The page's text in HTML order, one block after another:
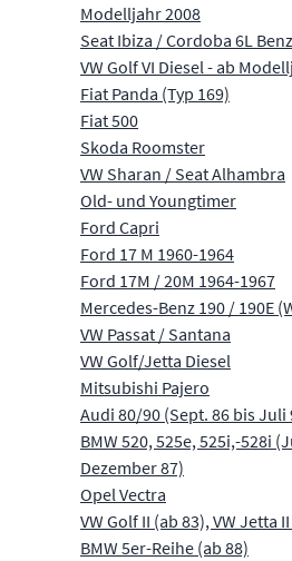
Modelljahr 2008
Seat Ibiza / Cordoba 6L
VW Golf VI Diesel - ab
Fiat Panda (Typ 169)
Fiat 500
Skoda Roomster
VW Sharan / Seat Alhambra
Old- und Youngtimer
Ford Capri
Ford 17 M 1960-1964
Ford 17M / 20M 1964-1967
Mercedes-Benz 190 / 190E
VW Passat / Santana
VW Golf/Jetta Diesel
Mitsubishi Pajero
Audi 80/90 (Sept. 86 bis Juli
BMW 520, 525e, 525i,-528i
Dezember 87)
Opel Vectra
VW Golf II (ab 83), VW Jetta
BMW 5er-Reihe (ab 88)